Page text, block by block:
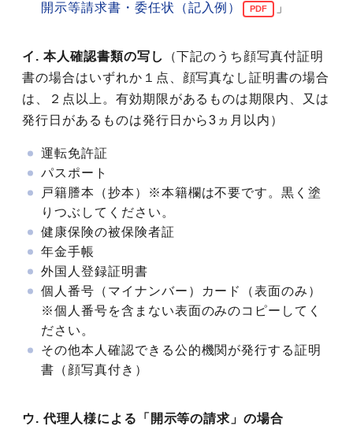
開示等請求書・委任状（記入例）
」
イ. 本人確認書類の写し
（下記のうち顔写真付証明
書の場合はいずれか１点、顔写真なし証明書の場合
は、２点以上。有効期限があるものは期限内、又は
発行日があるものは発行日から3ヵ月以内）
運転免許証
パスポート
戸籍謄本（抄本）※本籍欄は不要です。黒く塗
りつぶしてください。
健康保険の被保険者証
年金手帳
外国人登録証明書
個人番号（マイナンバー）カード（表面のみ）
※個人番号を含まない表面のみのコピーしてく
ださい。
その他本人確認できる公的機関が発行する証明
書（顔写真付き）
ウ. 代理人様による「開示等の請求」の場合